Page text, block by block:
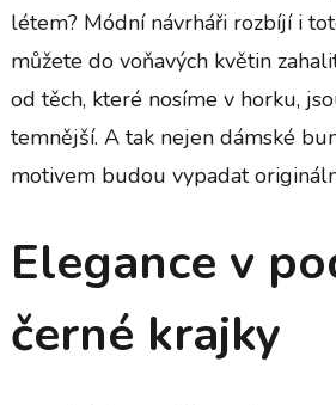
létem? Módní návrháři rozbíjí i
můžete do voňavých květin
od těch, které nosíme v horku,
temnější. A tak nejen dámské
motivem budou vypadat
Elegance v
černé krajky